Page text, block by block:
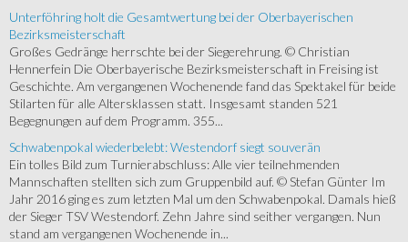
Unterföhring holt die Gesamtwertung bei der Oberbayerischen
Bezirksmeisterschaft
Großes Gedränge herrschte bei der Siegerehrung. © Christian
Hennerfein Die Oberbayerische Bezirksmeisterschaft in Freising ist
Geschichte. Am vergangenen Wochenende fand das Spektakel für beide
Stilarten für alle Altersklassen statt. Insgesamt standen 521
Begegnungen auf dem Programm. 355...
Schwabenpokal wiederbelebt: Westendorf siegt souverän
Ein tolles Bild zum Turnierabschluss: Alle vier teilnehmenden
Mannschaften stellten sich zum Gruppenbild auf. © Stefan Günter Im
Jahr 2016 ging es zum letzten Mal um den Schwabenpokal. Damals hieß
der Sieger TSV Westendorf. Zehn Jahre sind seither vergangen. Nun
stand am vergangenen Wochenende in...